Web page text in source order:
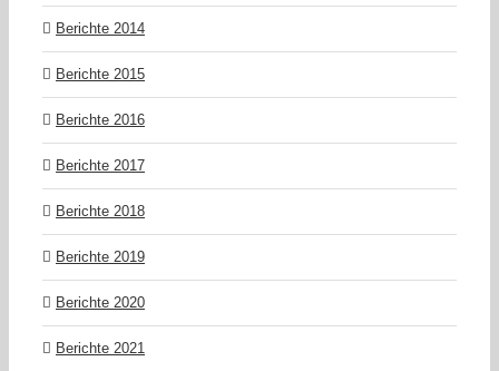
Berichte 2014
Berichte 2015
Berichte 2016
Berichte 2017
Berichte 2018
Berichte 2019
Berichte 2020
Berichte 2021